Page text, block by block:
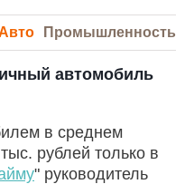
Промышленность
автомобиль
в среднем
рублей только в
" руководитель